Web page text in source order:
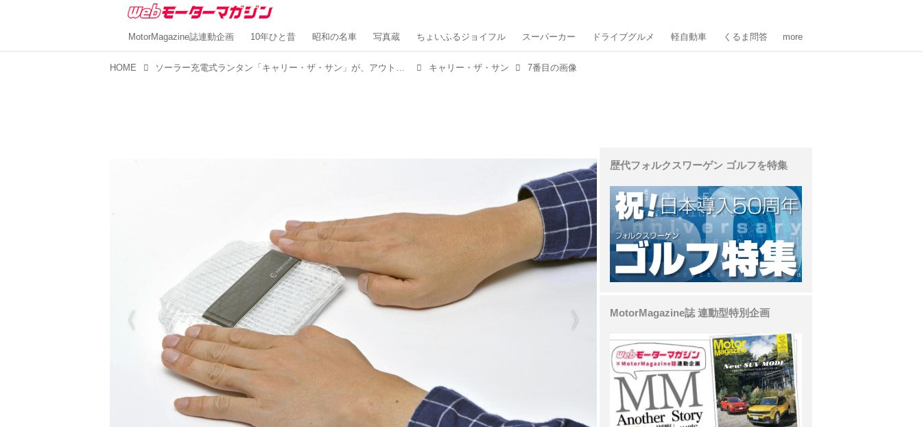
MotorMagazine誌連動企画 10年ひと昔 昭和の名車 写真蔵 ちょいふるジョイフル スーパーカー ドライブグルメ 軽自動車 くるま問答 more
HOME ソーラー充電式ランタン「キャリー・ザ・サン」が、アウトドアや災害時にも役に立つ【MMスタイル コレクション】 キャリー・ザ・サン 7番目の画像
歴代フォルクスワーゲン ゴルフを特集
MotorMagazine誌 連動型特別企画